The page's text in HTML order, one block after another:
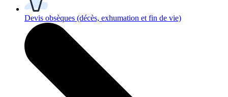
Devis obsèques (décès, exhumation et fin de vie)